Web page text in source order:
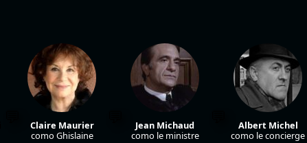
Claire Maurier
como Ghislaine
Jean Michaud
como le ministre
Albert Michel
como le concierge